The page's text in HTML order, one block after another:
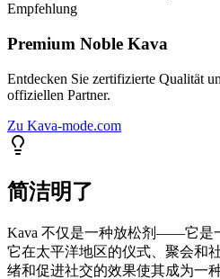
Empfehlung
Premium Noble Kava
Entdecken Sie zertifizierte Qualität
offiziellen Partner.
Zu Kava-mode.com
简洁明了
Kava 不仅是一种放松剂——它是
它在太平洋地区的仪式、聚会和
绪和促进社交的效果使其成为一